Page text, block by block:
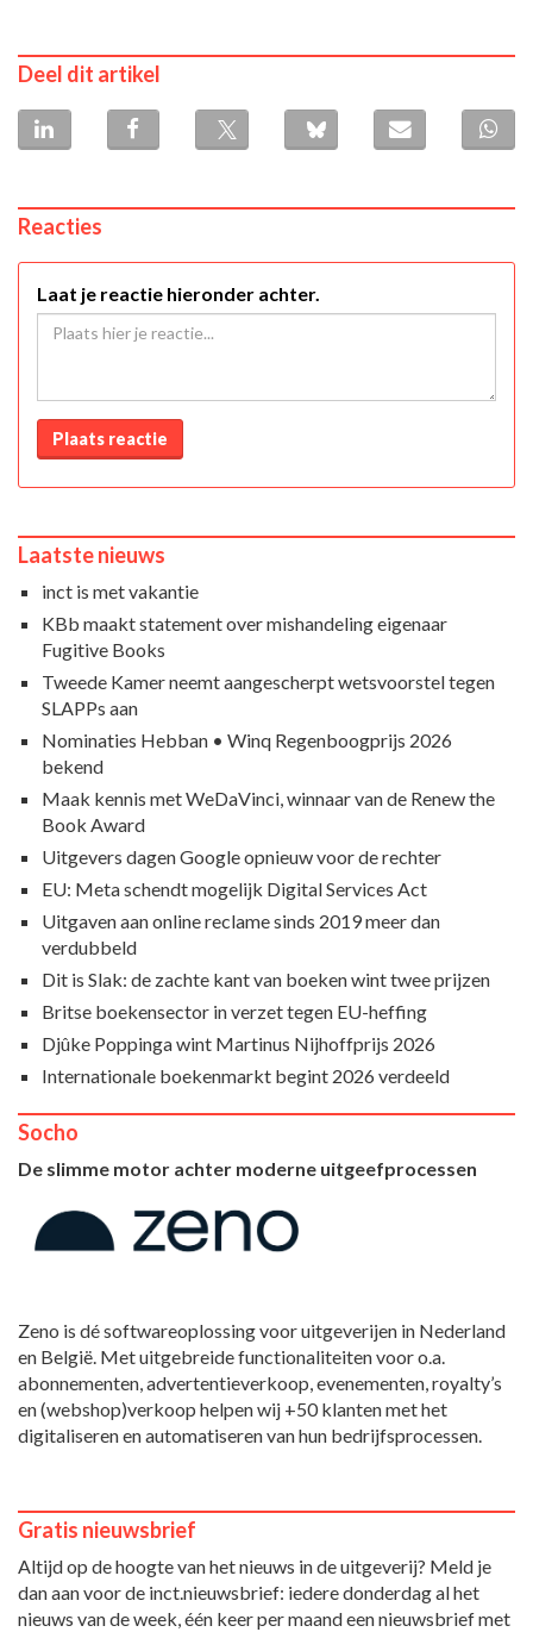
Deel dit artikel
Reacties
Laat je reactie hieronder achter.
Plaats reactie
Laatste nieuws
inct is met vakantie
KBb maakt statement over mishandeling eigenaar
Fugitive Books
Tweede Kamer neemt aangescherpt wetsvoorstel tegen
SLAPPs aan
Nominaties Hebban • Winq Regenboogprijs 2026
bekend
Maak kennis met WeDaVinci, winnaar van de Renew the
Book Award
Uitgevers dagen Google opnieuw voor de rechter
EU: Meta schendt mogelijk Digital Services Act
Uitgaven aan online reclame sinds 2019 meer dan
verdubbeld
Dit is Slak: de zachte kant van boeken wint twee prijzen
Britse boekensector in verzet tegen EU-heffing
Djûke Poppinga wint Martinus Nijhoffprijs 2026
Internationale boekenmarkt begint 2026 verdeeld
Socho
De slimme motor achter moderne uitgeefprocessen
Zeno is dé softwareoplossing voor uitgeverijen in Nederland
en België. Met uitgebreide functionaliteiten voor o.a.
abonnementen, advertentieverkoop, evenementen, royalty’s
en (webshop)verkoop helpen wij +50 klanten met het
digitaliseren en automatiseren van hun bedrijfsprocessen.
Gratis nieuwsbrief
Altijd op de hoogte van het nieuws in de uitgeverij? Meld je
dan aan voor de inct.nieuwsbrief: iedere donderdag al het
nieuws van de week, één keer per maand een nieuwsbrief met